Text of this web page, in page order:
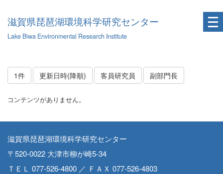
滋賀県琵琶湖環境科学研究センター
Lake Biwa Environmental Research Institute
1件 更新日時(降順) 客員研究員 副部門長
コンテンツがありません。
滋賀県琵琶湖環境科学研究センター
〒520-0022 大津市柳が崎5-34
ＴＥＬ 077-526-4800 ／ ＦＡＸ 077-526-4803